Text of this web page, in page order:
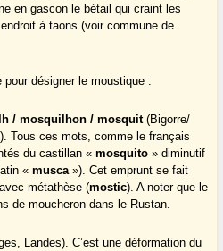
en gascon le bétail qui craint les
à taons (voir commune de
désigner le moustique :
/ mosquilhon / mosquit(Bigorre/
Tous ces mots, comme le français
du castillan «mosquito » diminutif
«musca»). Cet emprunt se fait
métathèse (mostic). A noter que le
de moucheron dans le Rustan.
Landes). C’est une déformation du